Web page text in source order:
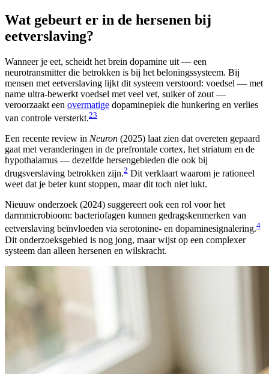
Wat gebeurt er in de hersenen bij
eetverslaving?
Wanneer je eet, scheidt het brein dopamine uit — een
neurotransmitter die betrokken is bij het beloningssysteem. Bij
mensen met eetverslaving lijkt dit systeem verstoord: voedsel — met
name ultra-bewerkt voedsel met veel vet, suiker of zout —
veroorzaakt een overmatige dopaminepiek die hunkering en verlies
van controle versterkt.23
Een recente review in Neuron (2025) laat zien dat overeten gepaard
gaat met veranderingen in de prefrontale cortex, het striatum en de
hypothalamus — dezelfde hersengebieden die ook bij
drugsverslaving betrokken zijn.2 Dit verklaart waarom je rationeel
weet dat je beter kunt stoppen, maar dit toch niet lukt.
Nieuuw onderzoek (2024) suggereert ook een rol voor het
darmmicrobioom: bacteriofagen kunnen gedragskenmerken van
eetverslaving beïnvloeden via serotonine- en dopaminesignalering.4
Dit onderzoeksgebied is nog jong, maar wijst op een complexer
systeem dan alleen hersenen en wilskracht.